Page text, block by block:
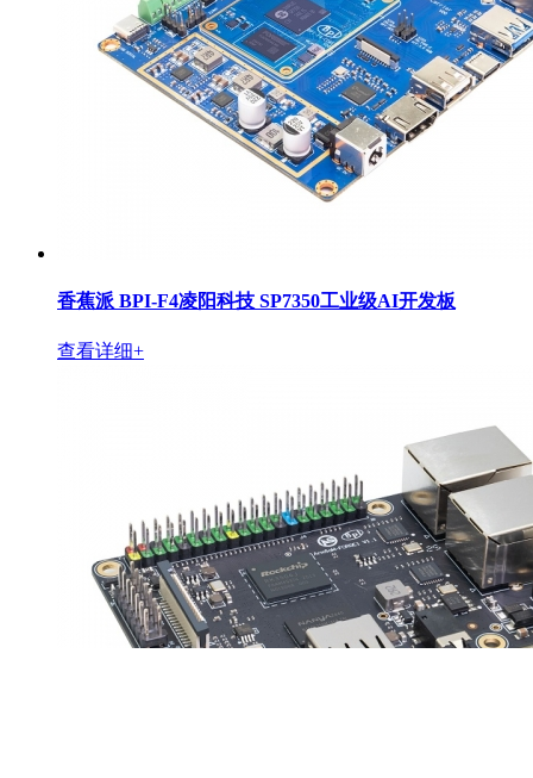
香蕉派 BPI-F4凌阳科技 SP7350工业级AI开发板
查看详细+